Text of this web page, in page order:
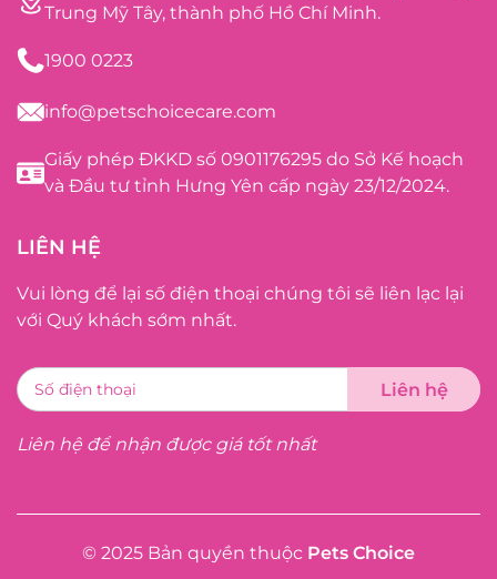
Trung Mỹ Tây, thành phố Hồ Chí Minh.
1900 0223
info@petschoicecare.com
Giấy phép ĐKKD số 0901176295 do Sở Kế hoạch
và Đầu tư tỉnh Hưng Yên cấp ngày 23/12/2024.
LIÊN HỆ
Vui lòng để lại số điện thoại chúng tôi sẽ liên lạc lại
với Quý khách sớm nhất.
Liên hệ để nhận được giá tốt nhất
© 2025 Bản quyền thuộc Pets Choice